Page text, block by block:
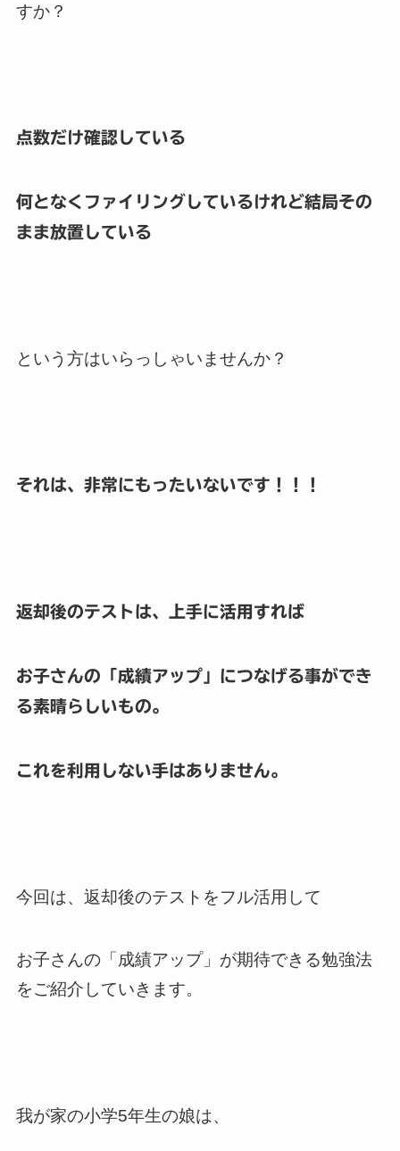
すか？
点数だけ確認している
何となくファイリングしているけれど結局その
まま放置している
という方はいらっしゃいませんか？
それは、非常にもったいないです！！！
返却後のテストは、上手に活用すれば
お子さんの「成績アップ」につなげる事ができ
る素晴らしいもの。
これを利用しない手はありません。
今回は、返却後のテストをフル活用して
お子さんの「成績アップ」が期待できる勉強法
をご紹介していきます。
我が家の小学5年生の娘は、